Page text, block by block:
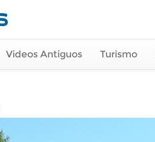
Videos Antiguos Turismo